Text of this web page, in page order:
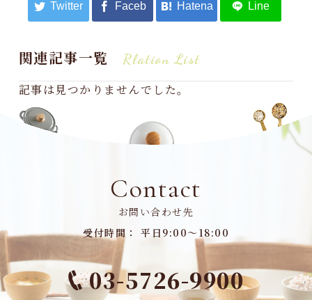
関連記事一覧 Rlation List
記事は見つかりませんでした。
Contact
お問い合わせ先
受付時間： 平日9:00～18:00
03-5726-9900